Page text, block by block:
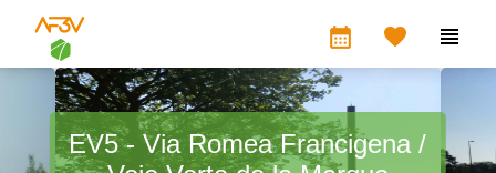
calendar_month  
EV5 - Via Romea Francigena /